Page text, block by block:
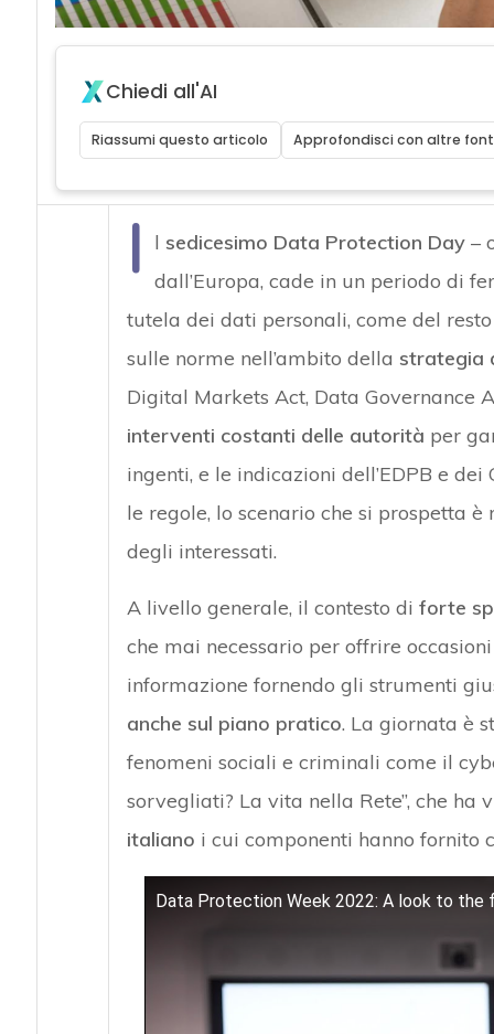
Chiedi all'AI
Riassumi questo articolo Approfondisci con altre
I l sedicesimo Data Protection Day–
dall’Europa, cade in un periodo di
tutela dei dati personali, come del
sulle norme nell’ambito della strategia
Digital Markets Act, Data Governance
interventi costanti delle autorità per
ingenti, e le indicazioni dell’EDPB e
le regole, lo scenario che si prospetta
degli interessati.
A livello generale, il contesto di forte
che mai necessario per offrire
informazione fornendo gli strumenti
anche sul piano pratico. La giornata è
fenomeni sociali e criminali come il
sorvegliati? La vita nella Rete”, che
italiano i cui componenti hanno
Data Protection Week 2022: A look to the